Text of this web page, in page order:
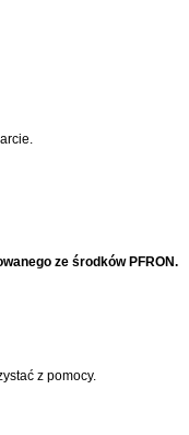
ze środków PFRON.
z pomocy.